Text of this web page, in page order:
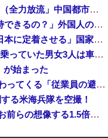
中国「大洪水！」三峡ダム「9門開放！（全力放流」中国都市「三峡沿線の道路水没」中国政府「高速道路封鎖！」中国ダム「緊急放流に合わせて開門（土砂崩れ発生」→
「あきれてモノが言えない」「国を維持できるの？」外国人の永住許可要件の厳格化で在日中国人の本音は？
高市総理「物価上昇を上回る賃上げを日本に定着させる」国家公務員月給3.51％増へ 地方公務員も追随する見通し
【鹿児島】 突然右折し路面電車と衝突 乗っていた男女3人は車を放置しダッシュで逃走中
が始まった
【イオンモール熊本】 一転して話が変わってくる「従業員の避難誘導の証言が複数」イオン側が社内規定に抵触していた疑い
る米海兵隊を空撮！
【画像】 農家ワイが作ったタマネギ、お前らの想像する1.5倍はデカいぞ